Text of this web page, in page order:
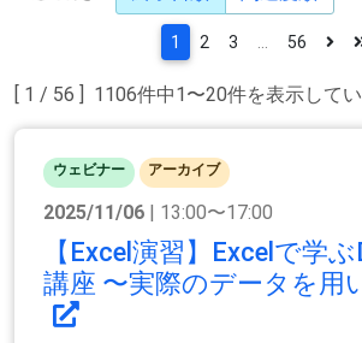
[ 1 / 56 ] 1106件中1〜20件を表示してい
1 2 3 56
ウェビナー アーカイブ
2025/11/06 | 13:00〜17:00
【Excel演習】Excelで学
講座 〜実際のデータを用